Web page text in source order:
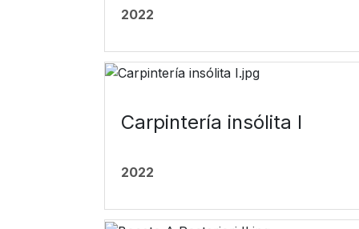
2022
Carpintería insólita I
2022